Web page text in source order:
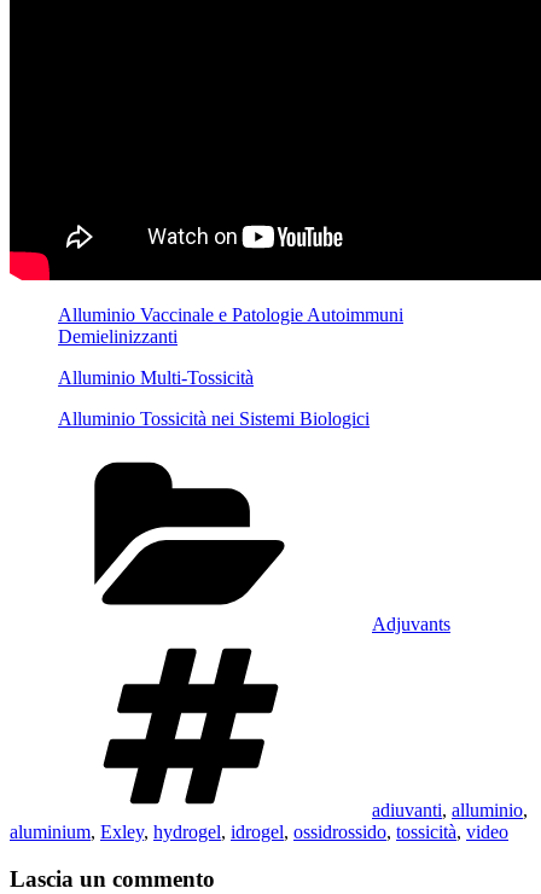
Alluminio Vaccinale e Patologie Autoimmuni
Demielinizzanti
Alluminio Multi-Tossicità
Alluminio Tossicità nei Sistemi Biologici
Adjuvants
adiuvanti, alluminio,
aluminium, Exley, hydrogel, idrogel, ossidrossido, tossicità, video
Lascia un commento